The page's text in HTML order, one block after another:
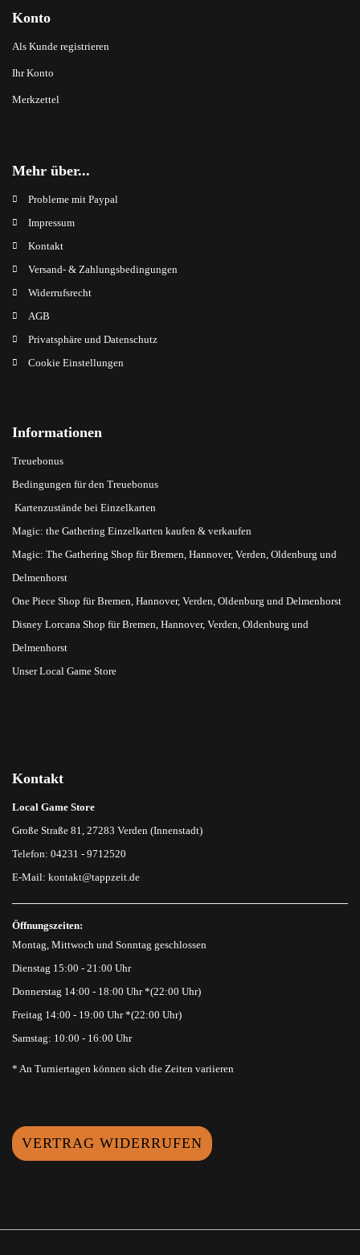
Konto
Als Kunde registrieren
Ihr Konto
Merkzettel
Mehr über...
Probleme mit Paypal
Impressum
Kontakt
Versand- & Zahlungsbedingungen
Widerrufsrecht
AGB
Privatsphäre und Datenschutz
Cookie Einstellungen
Informationen
Treuebonus
Bedingungen für den Treuebonus
Kartenzustände bei Einzelkarten
Magic: the Gathering Einzelkarten kaufen & verkaufen
Magic: The Gathering Shop für Bremen, Hannover, Verden, Oldenburg und
Delmenhorst
One Piece Shop für Bremen, Hannover, Verden, Oldenburg und Delmenhorst
Disney Lorcana Shop für Bremen, Hannover, Verden, Oldenburg und
Delmenhorst
Unser Local Game Store
Kontakt
Local Game Store
Große Straße 81, 27283 Verden (Innenstadt)
Telefon: 04231 - 9712520
E-Mail: kontakt@tappzeit.de
Öffnungszeiten:
Montag, Mittwoch und Sonntag geschlossen
Dienstag 15:00 - 21:00 Uhr
Donnerstag 14:00 - 18:00 Uhr *(22:00 Uhr)
Freitag 14:00 - 19:00 Uhr *(22:00 Uhr)
Samstag: 10:00 - 16:00 Uhr
* An Turniertagen können sich die Zeiten variieren
VERTRAG WIDERRUFEN